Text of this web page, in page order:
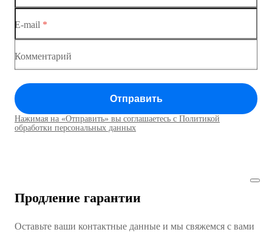
Коммутатор доступа MES1428
Коммутатор доступа MES1428
Коммутаторы доступа01
Коммутатор доступа MES1428
E-mail *
Комментарий
Отправить
Нажимая на «Отправить» вы соглашаетесь с Политикой
обработки персональных данных
Продление гарантии
Оставьте ваши контактные данные и мы свяжемся с вами